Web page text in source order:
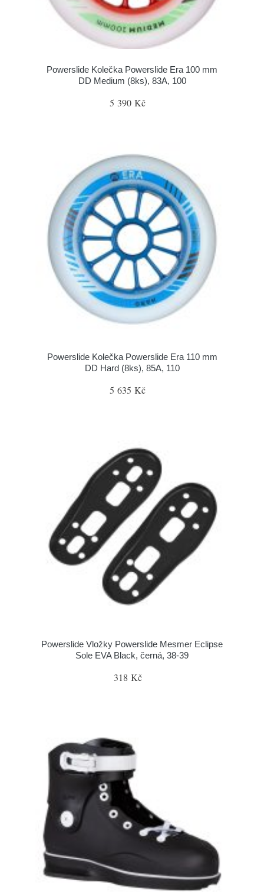
Powerslide Kolečka Powerslide Era 100 mm
DD Medium (8ks), 83A, 100
5 390 Kč
Powerslide Kolečka Powerslide Era 110 mm
DD Hard (8ks), 85A, 110
5 635 Kč
Powerslide Vložky Powerslide Mesmer Eclipse
Sole EVA Black, černá, 38-39
318 Kč